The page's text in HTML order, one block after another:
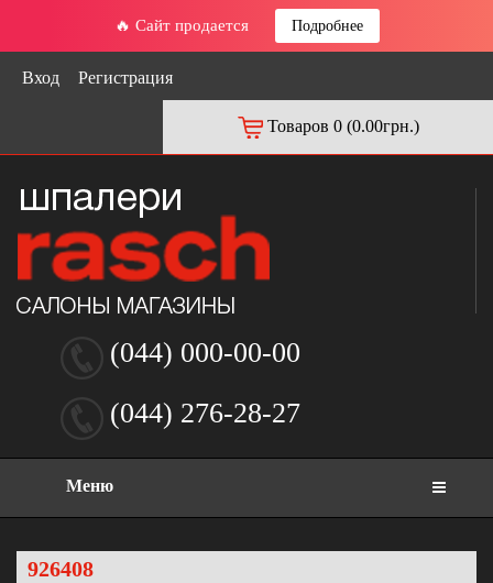
🔥 Сайт продается Подробнее
Вход Регистрация
Товаров 0 (0.00грн.)
(044) 000-00-00
(044) 276-28-27
Меню
926408